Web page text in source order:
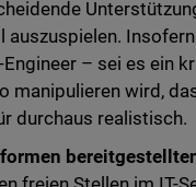
– sei es ein
manipulieren wird,
durchaus realistisch.